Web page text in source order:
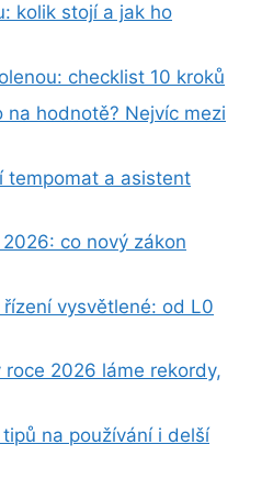
kolik stojí a jak ho
checklist 10 kroků
na hodnotě? Nejvíc mezi
tempomat a asistent
co nový zákon
vysvětlené: od L0
2026 láme rekordy,
na používání i delší